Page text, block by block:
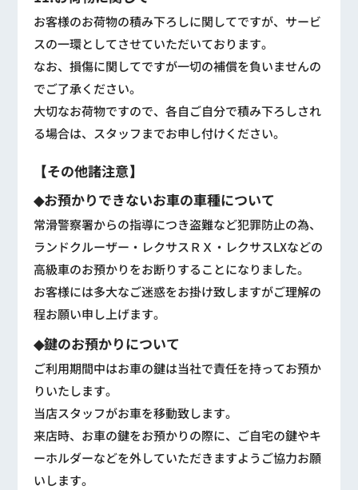
お客様のお荷物の積み下ろしに関してですが、サービ
スの一環としてさせていただいております。
なお、損傷に関してですが一切の補償を負いませんの
でご了承ください。
大切なお荷物ですので、各自ご自分で積み下ろしされ
る場合は、スタッフまでお申し付けください。
【その他諸注意】
◆お預かりできないお車の車種について
常滑警察署からの指導につき盗難など犯罪防止の為、
ランドクルーザー・レクサスＲＸ・レクサスLXなどの
高級車のお預かりをお断りすることになりました。
お客様には多大なご迷惑をお掛け致しますがご理解の
程お願い申し上げます。
◆鍵のお預かりについて
ご利用期間中はお車の鍵は当社で責任を持ってお預か
りいたします。
当店スタッフがお車を移動致します。
来店時、お車の鍵をお預かりの際に、ご自宅の鍵やキ
ーホルダーなどを外していただきますようご協力お願
いします。